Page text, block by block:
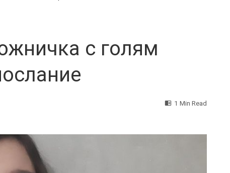
с голям
1 Min Read